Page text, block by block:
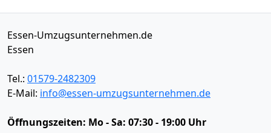
Essen-Umzugsunternehmen.de
Essen
Tel.: 01579-2482309
E-Mail: info@essen-umzugsunternehmen.de
Öffnungszeiten: Mo - Sa: 07:30 - 19:00 Uhr